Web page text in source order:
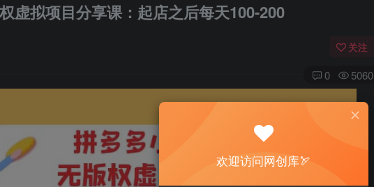
虚拟项目分享课：起店之后每天100-200
关注
0 5060
欢迎访问网创库🏹